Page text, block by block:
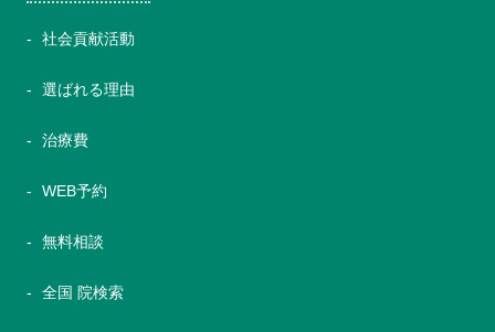
社会貢献活動
選ばれる理由
治療費
WEB予約
無料相談
全国 院検索